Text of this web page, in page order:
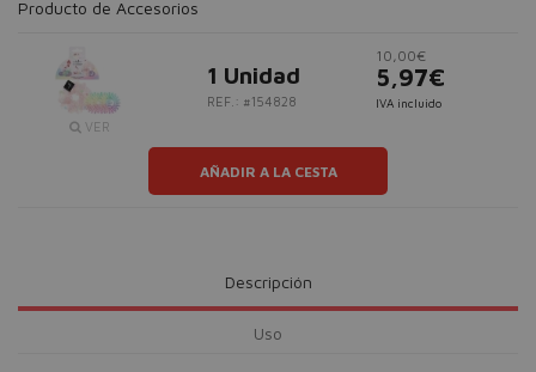
Producto de Accesorios
VER
1 Unidad
REF.: #154828
10,00€
5,97€
IVA incluido
AÑADIR A LA CESTA
Descripción
Uso